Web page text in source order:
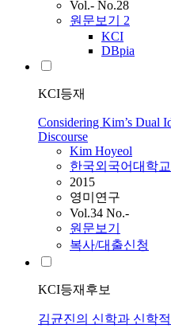
Vol.- No.28
원문보기 2
KCI
DBpia
KCI등재
Considering Kim’s Dual
Discourse
Kim Hoyeol
한국외국어대학
2015
영미연구
Vol.34 No.-
원문보기
복사/대출신청
KCI등재후보
김균진의 신학과 신학